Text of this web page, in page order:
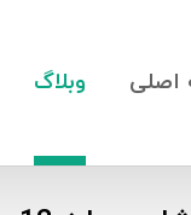
اصلی وبلاگ